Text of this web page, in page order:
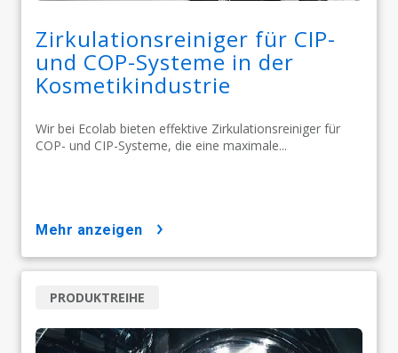
Zirkulationsreiniger für CIP-
und COP-Systeme in der
Kosmetikindustrie
Wir bei Ecolab bieten effektive Zirkulationsreiniger für
COP- und CIP-Systeme, die eine maximale...
mehr anzeigen
PRODUKTREIHE